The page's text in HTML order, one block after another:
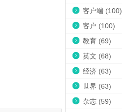
客户端 (100)
客户 (100)
教育 (69)
英文 (68)
经济 (63)
世界 (63)
杂志 (59)